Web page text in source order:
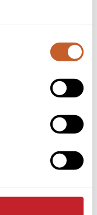
de la inscripción
de Golf.